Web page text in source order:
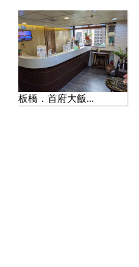
板橋．首府大飯...